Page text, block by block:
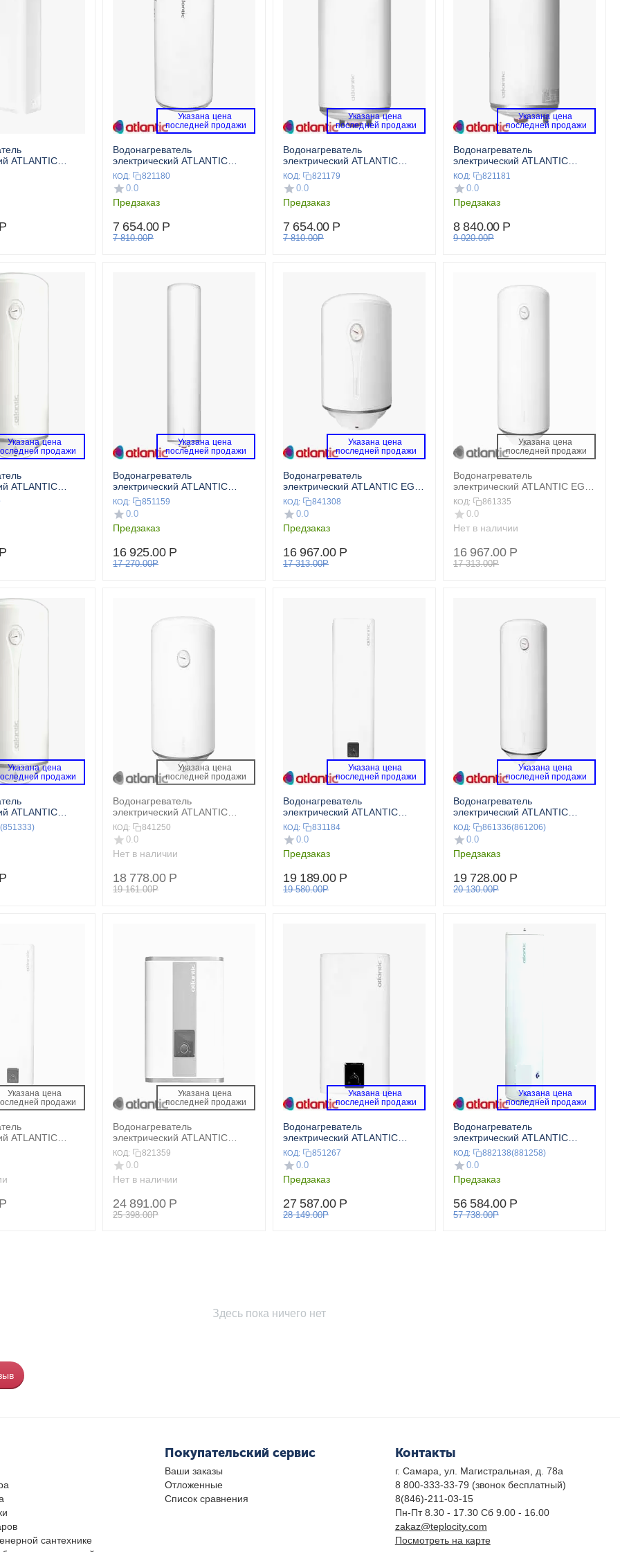
ATLANTIC
80 V
Р
Указана цена
последней продажи
Водонагреватель
электрический ATLANTIC
OPRO SMALL 10 SB под
мойкой
КОД: 821180
0.0
Предзаказ
7 654.00 Р
7 810.00Р
Указана цена
последней продажи
Водонагреватель
электрический ATLANTIC
OPRO SMALL 10 RB над
мойкой
КОД: 821179
0.0
Предзаказ
7 654.00 Р
7 810.00Р
Указана цена
последней продажи
Водонагреватель
электрический ATLANTIC
OPRO SMALL 15 RB над
мойкой
КОД: 821181
0.0
Предзаказ
8 840.00 Р
9 020.00Р
Указана цена
продажи
ATLANTIC
Р
Указана цена
последней продажи
Водонагреватель
электрический ATLANTIC
OPRO SLIM 75 PC
КОД: 851159
0.0
Предзаказ
16 925.00 Р
17 270.00Р
Указана цена
последней продажи
Водонагреватель
электрический ATLANTIC EGO
Steatite 50
КОД: 841308
0.0
Предзаказ
16 967.00 Р
17 313.00Р
Указана цена
последней продажи
Водонагреватель
электрический ATLANTIC EGO
100 V
КОД: 861335
0.0
Нет в наличии
16 967.00 Р
17 313.00Р
Указана цена
продажи
ATLANTIC
Р
Указана цена
последней продажи
Водонагреватель
электрический ATLANTIC
STEATITE SLIM 50
КОД: 841250
0.0
Нет в наличии
18 778.00 Р
19 161.00Р
Указана цена
последней продажи
Водонагреватель
электрический ATLANTIC
STEATITE CUBE 30 S3
КОД: 831184
0.0
Предзаказ
19 189.00 Р
19 580.00Р
Указана цена
последней продажи
Водонагреватель
электрический ATLANTIC
OPROP 100
КОД: 861336(861206)
0.0
Предзаказ
19 728.00 Р
20 130.00Р
Указана цена
продажи
ATLANTIC
50 S3
Р
Указана цена
последней продажи
Водонагреватель
электрический ATLANTIC
VERTIGO Steatite 30
КОД: 821359
0.0
Нет в наличии
24 891.00 Р
25 398.00Р
Указана цена
последней продажи
Водонагреватель
электрический ATLANTIC
STEATITE CUBE 75 S4
КОД: 851267
0.0
Предзаказ
27 587.00 Р
28 149.00Р
Указана цена
последней продажи
Водонагреватель
электрический ATLANTIC
О’PRO CENTRAL DOMESTIC
200 VS (напольный)
КОД: 882138(881258)
0.0
Предзаказ
56 584.00 Р
57 738.00Р
Здесь пока ничего нет
сантехнике
Покупательский сервис
Ваши заказы
Отложенные
Список сравнения
Контакты
г. Самара, ул. Магистральная, д. 78а
8 800-333-33-79 (звонок бесплатный)
8(846)-211-03-15
Пн-Пт 8.30 - 17.30 Сб 9.00 - 16.00
zakaz@teplocity.com
Посмотреть на карте